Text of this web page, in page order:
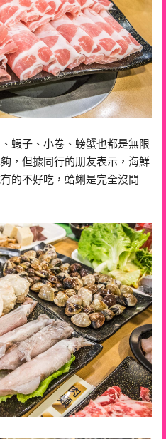
蝦子、小卷、螃蟹也都是無限
，但據同行的朋友表示，海鮮
的不好吃，蛤蜊是完全沒問